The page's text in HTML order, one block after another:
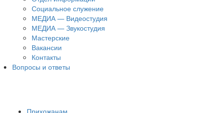
Социальное служение
МЕДИА — Видеостудия
МЕДИА — Звукостудия
Мастерские
Вакансии
Контакты
Вопросы и ответы
Прихожанам